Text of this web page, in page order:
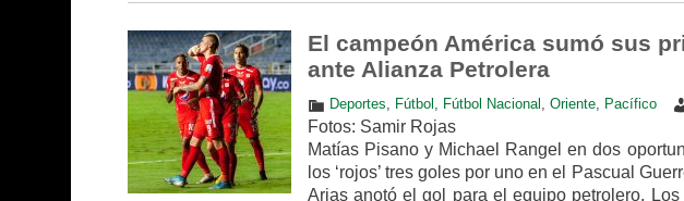
El campeón América sumó sus
ante Alianza Petrolera
Deportes, Fútbol , Fútbol Nacional , Oriente, Pacífico
Fotos: Samir Rojas
Matías Pisano y Michael Rangel en dos
los ‘rojos’ tres goles por uno en el Pascual
Arias anotó el gol para el equipo petrolero.